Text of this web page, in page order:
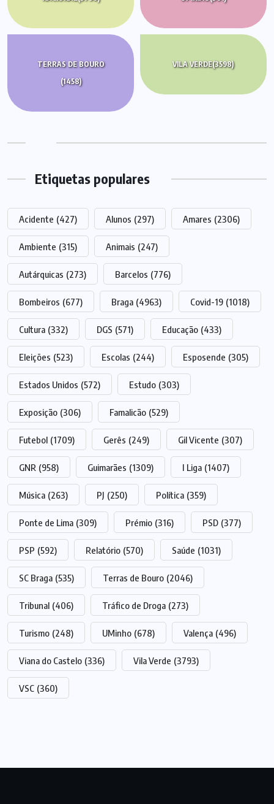
TERRAS DE BOURO
(1458)
VILA VERDE(3598)
Etiquetas populares
Acidente (427) Alunos (297) Amares (2306)
Ambiente (315) Animais (247)
Autárquicas (273) Barcelos (776)
Bombeiros (677) Braga (4963) Covid-19 (1018)
Cultura (332) DGS (571) Educação (433)
Eleições (523) Escolas (244) Esposende (305)
Estados Unidos (572) Estudo (303)
Exposição (306) Famalicão (529)
Futebol (1709) Gerês (249) Gil Vicente (307)
GNR (958) Guimarães (1309) I Liga (1407)
Música (263) PJ (250) Política (359)
Ponte de Lima (309) Prémio (316) PSD (377)
PSP (592) Relatório (570) Saúde (1031)
SC Braga (535) Terras de Bouro (2046)
Tribunal (406) Tráfico de Droga (273)
Turismo (248) UMinho (678) Valença (496)
Viana do Castelo (336) Vila Verde (3793)
VSC (360)